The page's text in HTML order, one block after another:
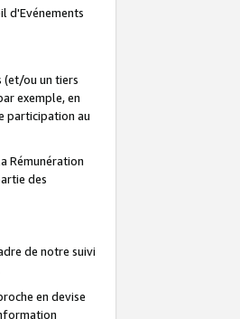
d'Evénements
(et/ou un tiers
exemple, en
participation au
Rémunération
des
de notre suivi
en devise